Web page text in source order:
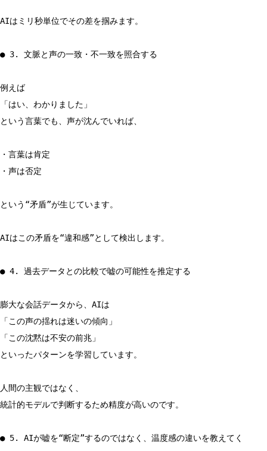
AIはミリ秒単位でその差を掴みます。
● 3. 文脈と声の一致・不一致を照合する
例えば
「はい、わかりました」
という言葉でも、声が沈んでいれば、
・言葉は肯定
・声は否定
という“矛盾”が生じています。
AIはこの矛盾を“違和感”として検出します。
● 4. 過去データとの比較で嘘の可能性を推定する
膨大な会話データから、AIは
「この声の揺れは迷いの傾向」
「この沈黙は不安の前兆」
といったパターンを学習しています。
人間の主観ではなく、
統計的モデルで判断するため精度が高いのです。
● 5. AIが嘘を“断定”するのではなく、温度感の違いを教えてく